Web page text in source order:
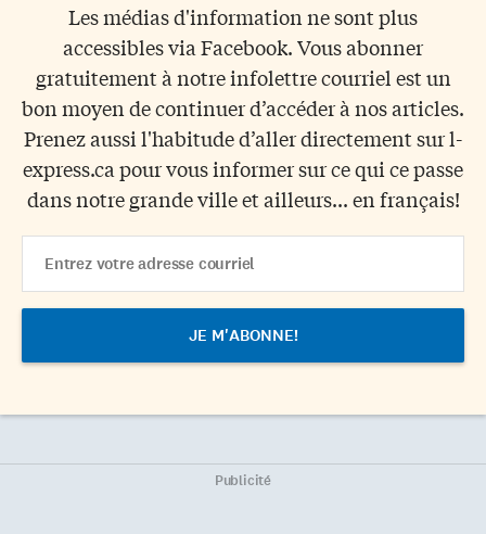
Les médias d'information ne sont plus
accessibles via Facebook. Vous abonner
gratuitement à notre infolettre courriel est un
bon moyen de continuer d’accéder à nos articles.
Prenez aussi l'habitude d’aller directement sur l-
express.ca pour vous informer sur ce qui ce passe
dans notre grande ville et ailleurs... en français!
Address
Publicité